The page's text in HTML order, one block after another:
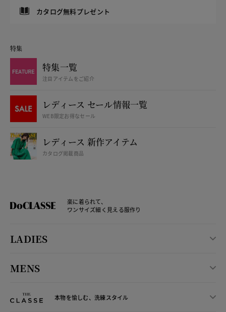
カタログ無料プレゼント
特集
特集一覧
注目アイテムをご紹介
レディース セール情報一覧
WEB限定お得なセール
レディース 新作アイテム
カタログ掲載商品
楽に着られて、
ワンサイズ細く見える服作り
LADIES
MENS
本物を愉しむ、洗練スタイル